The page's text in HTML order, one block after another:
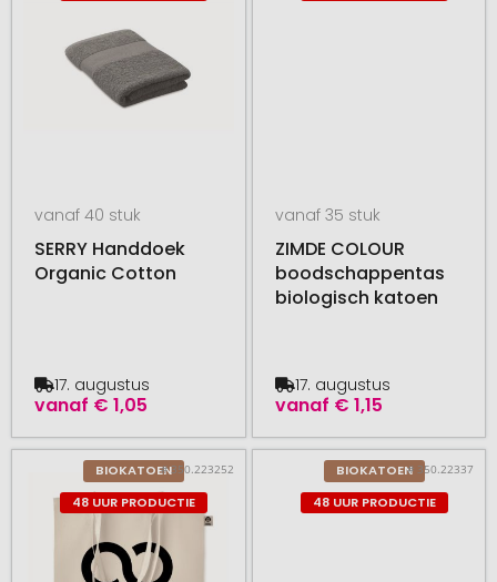
vanaf 40 stuk
SERRY Handdoek
Organic Cotton
vanaf € 1,05
17. augustus
vanaf 35 stuk
ZIMDE COLOUR
boodschappentas
biologisch katoen
vanaf € 1,15
17. augustus
BIOKATOEN
48 UUR PRODUCTIE
# 350.223252
BIOKATOEN
48 UUR PRODUCTIE
# 350.22337